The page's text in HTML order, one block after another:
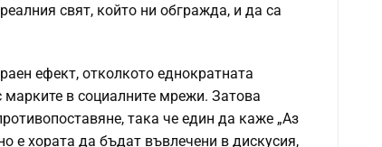
свят, който ни обгражда, и да са
ефект, отколкото еднократната
марките в социалните мрежи. Затова
така че един да каже „Аз
е хората да бъдат въвлечени в дискусия,